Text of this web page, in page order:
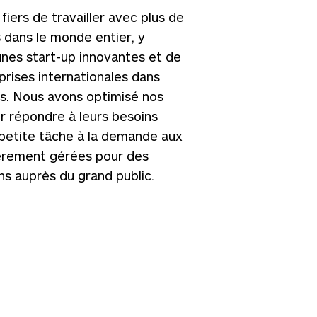
de travailler avec plus de
dans le monde entier, y
start-up innovantes et de
internationales dans
Nous avons optimisé nos
répondre à leurs besoins
tâche à la demande aux
gérées pour des
auprès du grand public.